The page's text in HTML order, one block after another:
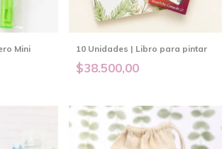
Mini 10 Unidades | Libro para pintar
$38.500,00